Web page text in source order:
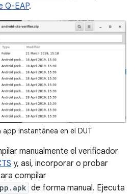
Q-EAP.
app instantánea en el DUT
manualmente el verificador
y, así, incorporar o probar
compilar
de forma manual. Ejecuta